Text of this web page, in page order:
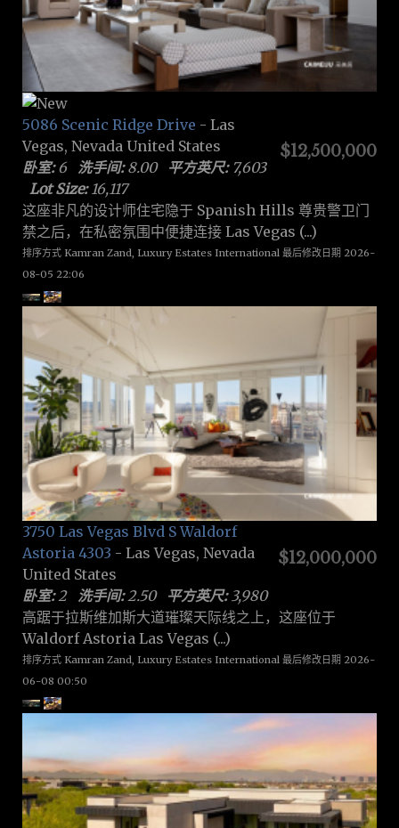
$12,500,000
5086 Scenic Ridge Drive - Las
Vegas, Nevada United States
卧室:6 洗手间:8.00 平方英尺:7,603
Lot Size:16,117
这座非凡的设计师住宅隐于 Spanish Hills 尊贵警卫门
禁之后，在私密氛围中便捷连接 Las Vegas (...)
排序方式 Kamran Zand, Luxury Estates International 最后修改日期 2026-
08-05 22:06
$12,000,000
3750 Las Vegas Blvd S Waldorf
Astoria 4303 - Las Vegas, Nevada
United States
卧室:2 洗手间:2.50 平方英尺:3,980
高踞于拉斯维加斯大道璀璨天际线之上，这座位于
Waldorf Astoria Las Vegas (...)
排序方式 Kamran Zand, Luxury Estates International 最后修改日期 2026-
06-08 00:50